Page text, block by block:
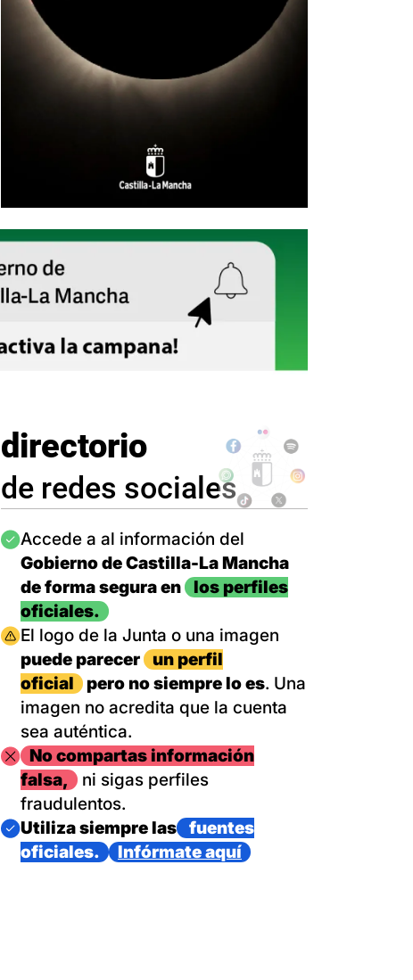
directorio
de redes sociales
Imagen
Accede a al información del
Gobierno de Castilla-La Mancha
de forma segura en
los perfiles
oficiales.
Imagen
El logo de la Junta o una imagen
puede parecer
un perfil
oficial
pero no siempre lo es. Una
imagen no acredita que la cuenta
sea auténtica.
ImagenNo compartas información
falsa,
ni sigas perfiles
fraudulentos.
Imagen
Utiliza siempre las
fuentes
oficiales.
Infórmate aquí